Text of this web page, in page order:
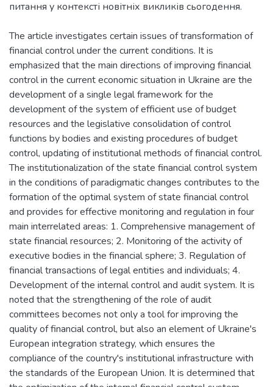
The article investigates certain issues of transformation of
financial control under the current conditions. It is
emphasized that the main directions of improving financial
control in the current economic situation in Ukraine are the
development of a single legal framework for the
development of the system of efficient use of budget
resources and the legislative consolidation of control
functions by bodies and existing procedures of budget
control, updating of institutional methods of financial control.
The institutionalization of the state financial control system
in the conditions of paradigmatic changes contributes to the
formation of the optimal system of state financial control
and provides for effective monitoring and regulation in four
main interrelated areas: 1. Comprehensive management of
state financial resources; 2. Monitoring of the activity of
executive bodies in the financial sphere; 3. Regulation of
financial transactions of legal entities and individuals; 4.
Development of the internal control and audit system. It is
noted that the strengthening of the role of audit
committees becomes not only a tool for improving the
quality of financial control, but also an element of Ukraine's
European integration strategy, which ensures the
compliance of the country's institutional infrastructure with
the standards of the European Union. It is determined that